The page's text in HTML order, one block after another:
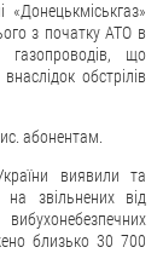
з початку АТО в
газопроводів, що
обстрілів
абонентам.
виявили та
звільнених від
близько 30 700